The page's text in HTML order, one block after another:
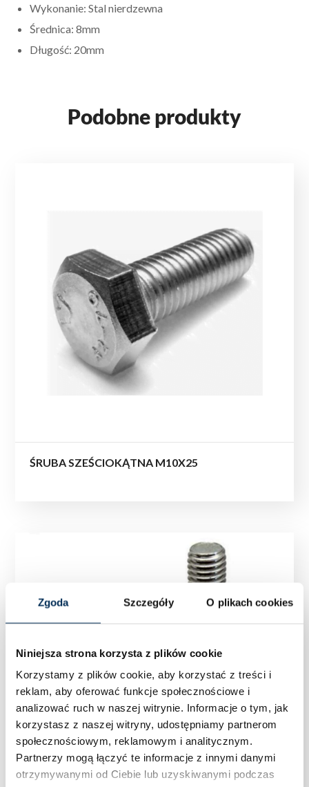
Zgoda Szczegóły O plikach cookies
Niniejsza strona korzysta z plików cookie
Korzystamy z plików cookie, aby korzystać z treści i
reklam, aby oferować funkcje społecznościowe i
analizować ruch w naszej witrynie. Informacje o tym, jak
korzystasz z naszej witryny, udostępniamy partnerom
społecznościowym, reklamowym i analitycznym.
Partnerzy mogą łączyć te informacje z innymi danymi
otrzymywanymi od Ciebie lub uzyskiwanymi podczas
Wykonanie: Stal nierdzewna
Średnica: 8mm
Długość: 20mm
Podobne produkty
ŚRUBA SZEŚCIOKĄTNA M10X25